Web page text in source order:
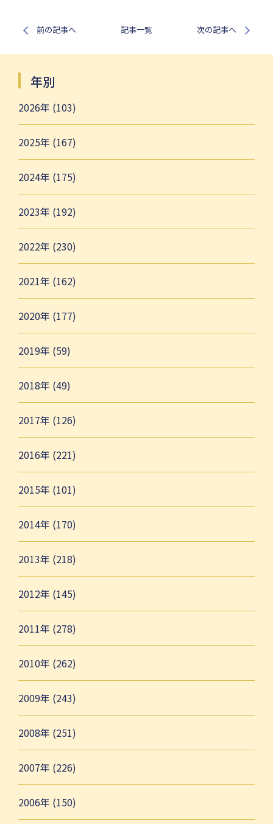
前の記事へ 記事一覧 次の記事へ
年別
2026年 (103)
2025年 (167)
2024年 (175)
2023年 (192)
2022年 (230)
2021年 (162)
2020年 (177)
2019年 (59)
2018年 (49)
2017年 (126)
2016年 (221)
2015年 (101)
2014年 (170)
2013年 (218)
2012年 (145)
2011年 (278)
2010年 (262)
2009年 (243)
2008年 (251)
2007年 (226)
2006年 (150)